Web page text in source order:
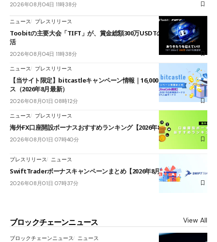
2026年08月04日 11時38分
ニュース プレスリリース
Toobitの主要大会「TIFT」が、賞金総額300万USDTのレースとして復
活
2026年08月04日 11時38分
ニュース プレスリリース
【当サイト限定】bitcastleキャンペーン情報｜16,000円口座開設ボーナ
ス（2026年8月最新）
2026年08月01日 08時12分
ニュース プレスリリース
海外FX口座開設ボーナスおすすめランキング【2026年8月最新】
2026年08月01日 07時40分
プレスリリース ニュース
SwiftTraderボーナスキャンペーンまとめ【2026年8月最新】
2026年08月01日 07時37分
ブロックチェーンニュース View All
ブロックチェーンニュース ニュース